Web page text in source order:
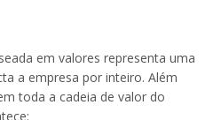
em valores representa uma
a empresa por inteiro. Além
toda a cadeia de valor do